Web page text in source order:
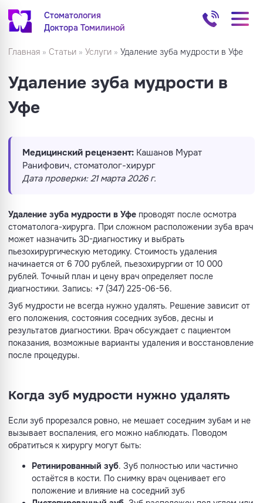
Стоматология
Доктора Томилиной
Главная » Статьи » Услуги » Удаление зуба мудрости в Уфе
Удаление зуба мудрости в
Уфе
Медицинский рецензент: Кашанов Мурат
Ранифович, стоматолог-хирург
Дата проверки: 21 марта 2026 г.
Удаление зуба мудрости в Уфе проводят после осмотра
стоматолога-хирурга. При сложном расположении зуба врач
может назначить 3D-диагностику и выбрать
пьезохирургическую методику. Стоимость удаления
начинается от 6 700 рублей, пьезохирургии от 10 000
рублей. Точный план и цену врач определяет после
диагностики. Запись: +7 (347) 225-06-56.
Зуб мудрости не всегда нужно удалять. Решение зависит от
его положения, состояния соседних зубов, десны и
результатов диагностики. Врач обсуждает с пациентом
показания, возможные варианты удаления и восстановление
после процедуры.
Когда зуб мудрости нужно удалять
Если зуб прорезался ровно, не мешает соседним зубам и не
вызывает воспаления, его можно наблюдать. Поводом
обратиться к хирургу могут быть:
Ретинированный зуб. Зуб полностью или частично
остаётся в кости. По снимку врач оценивает его
положение и влияние на соседний зуб